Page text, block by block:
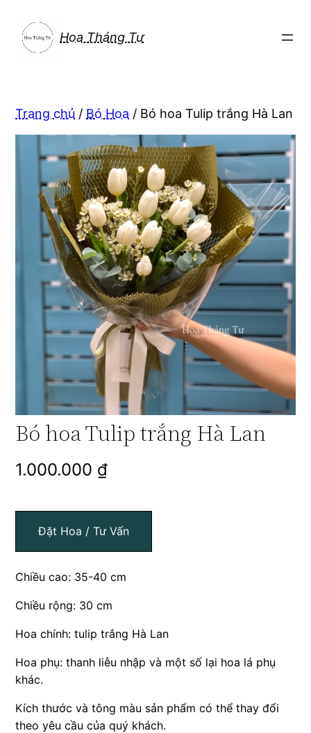
phần
Hoa Tháng Tư
Trang chủ / Bó Hoa / Bó hoa Tulip trắng Hà Lan
Bó hoa Tulip trắng Hà Lan
1.000.000 ₫
Đặt Hoa / Tư Vấn
Chiều cao: 35-40 cm
Chiều rộng: 30 cm
Hoa chính: tulip trắng Hà Lan
Hoa phụ: thanh liễu nhập và một số lại hoa lá phụ
khác.
Kích thước và tông màu sản phẩm có thể thay đổi
theo yêu cầu của quý khách.